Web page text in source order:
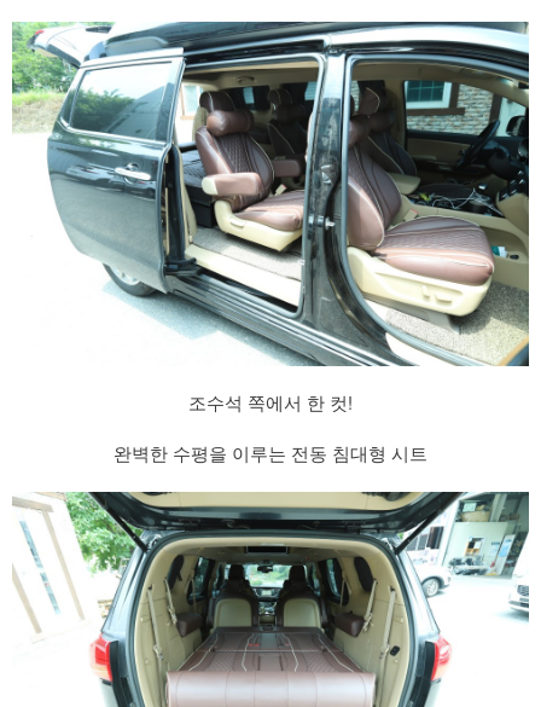
조수석 쪽에서 한 컷!
완벽한 수평을 이루는 전동 침대형 시트